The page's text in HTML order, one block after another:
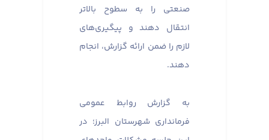
صنعتی را به سطوح بالاتر
انتقال دهند و پیگیری‌های
لازم را ضمن ارائه گزارش، انجام
دهند.
به گزارش روابط عمومی
فرمانداری شهرستان البرز؛ در